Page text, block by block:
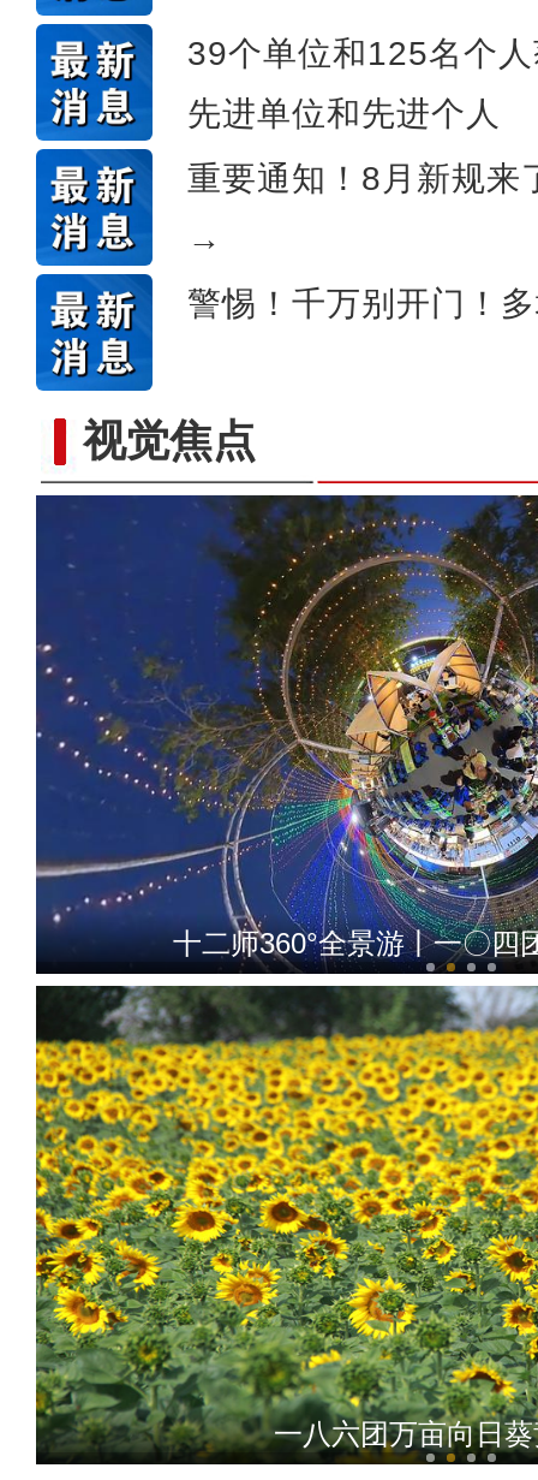
39个单位和125名个
先进单位和先进个人
重要通知！8月新规来
→
警惕！千万别开门！
视觉焦点看！新疆兵团第十二师二
十二师360°全景游丨一〇四
阿克苏好地方·旅游篇——
一八六团万亩向日